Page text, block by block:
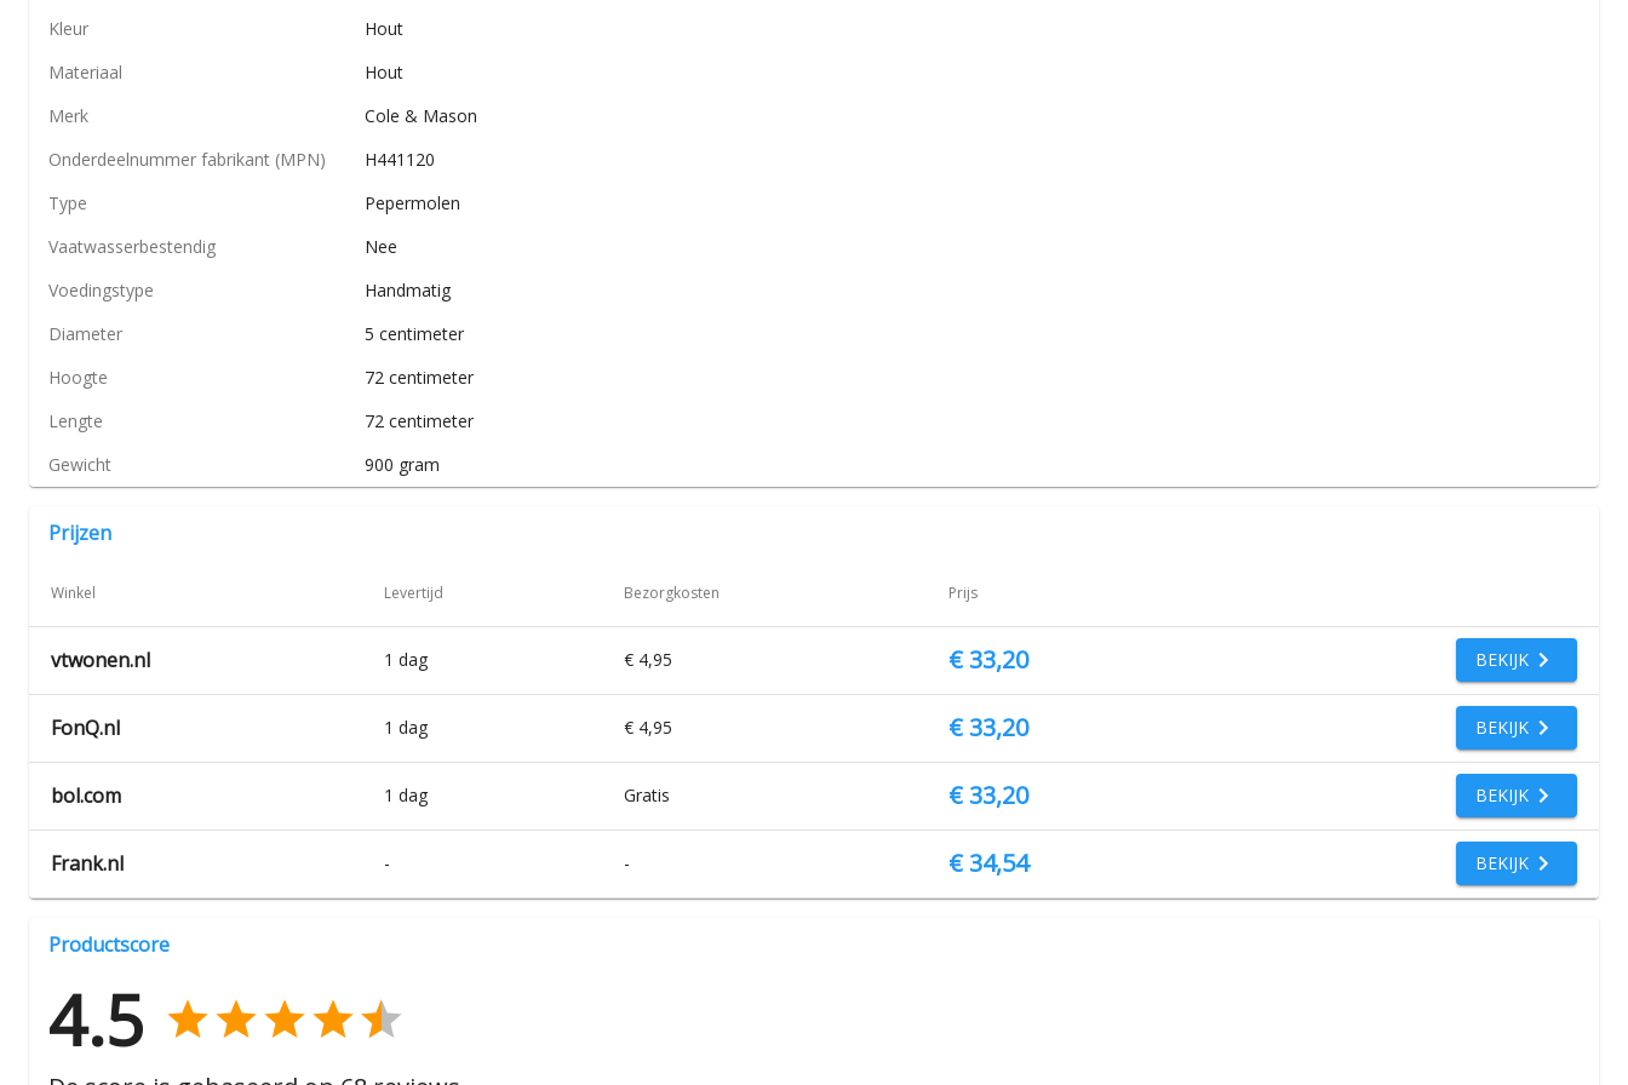
Kleur
Hout
Materiaal
Hout
Merk
Cole & Mason
Onderdeelnummer fabrikant (MPN)
H441120
Type
Pepermolen
Vaatwasserbestendig
Nee
Voedingstype
Handmatig
Diameter
5 centimeter
Hoogte
72 centimeter
Lengte
72 centimeter
Gewicht
900 gram
Prijzen
Winkel Levertijd Bezorgkosten Prijs
vtwonen.nl 1 dag € 4,95 € 33,20 BEKIJK
FonQ.nl 1 dag € 4,95 € 33,20 BEKIJK
bol.com 1 dag Gratis € 33,20 BEKIJK
Frank.nl - - € 34,54 BEKIJK
Productscore
4.5